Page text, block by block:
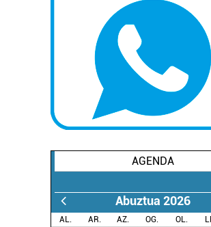
AGENDA
Abuztua 2026
AL. AR. AZ. OG. OL.